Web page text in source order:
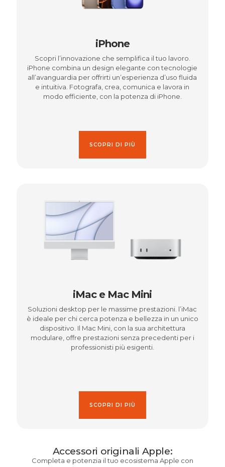
iPhone
Scopri l’innovazione che semplifica il tuo lavoro.
iPhone combina un design elegante con tecnologie
all’avanguardia per offrirti un’esperienza d’uso fluida
e intuitiva. Fotografa, crea, comunica e lavora in
modo efficiente, con la potenza di iPhone.
SCOPRI DI PIÙ
iMac e Mac Mini
Soluzioni desktop per le massime prestazioni. l’iMac
è ideale per chi cerca potenza e bellezza in un unico
dispositivo. Il Mac Mini, con la sua architettura
modulare, offre prestazioni senza precedenti per i
professionisti più esigenti.
SCOPRI DI PIÙ
Accessori originali Apple:
Completa e potenzia il tuo ecosistema Apple con